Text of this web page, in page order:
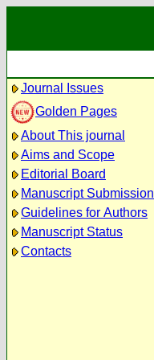
Journal Issues
Golden Pages
About This journal
Aims and Scope
Editorial Board
Manuscript Submission
Guidelines for Authors
Manuscript Status
Contacts